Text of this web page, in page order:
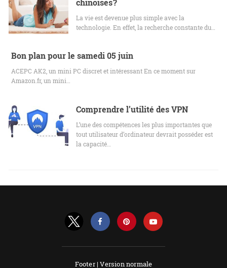
chinoises ?
La vie est devenue plus simple avec la
technologie. En effet, la recherche constante du…
Bon plan pour le samedi 05 juin
ACEPC AK2, un mini PC discret et intéressant En ce moment sur
Amazon.fr, un mini…
Comprendre l’utilité des VPN
L’une des compétences les plus importantes que
tout utilisateur d’ordinateur devrait posséder est
la capacité…
Footer |Version normale